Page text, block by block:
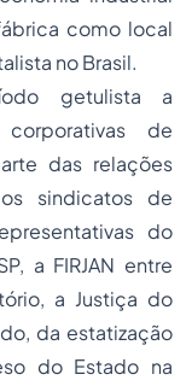
como local
no Brasil.
getulista a
de
das relações
sindicatos de
do
a FIRJAN entre
a Justiça do
da estatização
do Estado na